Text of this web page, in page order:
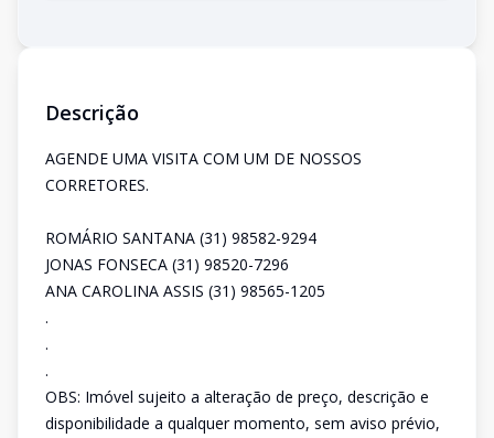
Descrição
AGENDE UMA VISITA COM UM DE NOSSOS
CORRETORES.
ROMÁRIO SANTANA (31) 98582-9294
JONAS FONSECA (31) 98520-7296
ANA CAROLINA ASSIS (31) 98565-1205
.
.
.
OBS: Imóvel sujeito a alteração de preço, descrição e
disponibilidade a qualquer momento, sem aviso prévio,